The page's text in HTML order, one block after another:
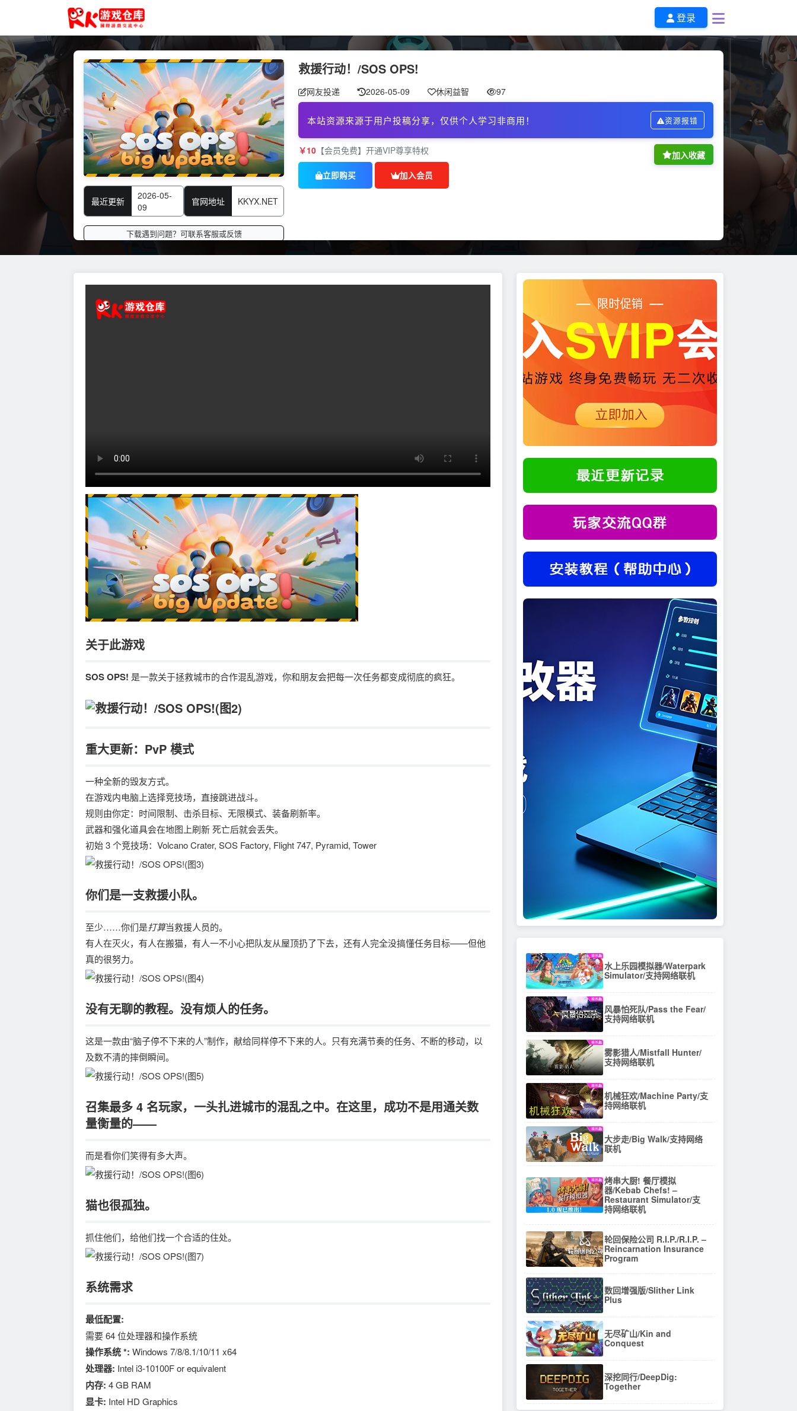
登录
最近更新
2026-05-
09
官网地址 KKYX.NET
下载遇到问题？可联系客服或反馈
救援行动！/SOS OPS!
网友投递 2026-05-09 休闲益智 97
本站资源来源于用户投稿分享，仅供个人学习非商用！ 资源报错
￥10 【会员免费】开通VIP尊享特权 加入收藏
立即购买 加入会员
关于此游戏
SOS OPS! 是一款关于拯救城市的合作混乱游戏，你和朋友会把每一次任务都变成彻底的疯狂。
重大更新：PvP 模式
一种全新的毁友方式。
在游戏内电脑上选择竞技场，直接跳进战斗。
规则由你定：时间限制、击杀目标、无限模式、装备刷新率。
武器和强化道具会在地图上刷新 死亡后就会丢失。
初始 3 个竞技场：Volcano Crater, SOS Factory, Flight 747, Pyramid, Tower
你们是一支救援小队。
至少……你们是打算当救援人员的。
有人在灭火，有人在搬猫，有人一不小心把队友从屋顶扔了下去，还有人完全没搞懂任务目标——但他
真的很努力。
没有无聊的教程。没有烦人的任务。
这是一款由“脑子停不下来的人”制作，献给同样停不下来的人。只有充满节奏的任务、不断的移动，以
及数不清的摔倒瞬间。
召集最多 4 名玩家，一头扎进城市的混乱之中。在这里，成功不是用通关数
量衡量的——
而是看你们笑得有多大声。
猫也很孤独。
抓住他们，给他们找一个合适的住处。
系统需求
最低配置:
需要 64 位处理器和操作系统
操作系统 *: Windows 7/8/8.1/10/11 x64
处理器: Intel i3-10100F or equivalent
内存: 4 GB RAM
显卡: Intel HD Graphics
水上乐园模拟器/Waterpark
Simulator/支持网络联机
风暴怕死队/Pass the Fear/
支持网络联机
雾影猎人/Mistfall Hunter/
支持网络联机
机械狂欢/Machine Party/支
持网络联机
大步走/Big Walk/支持网络
联机
烤串大厨! 餐厅模拟
器/Kebab Chefs! –
Restaurant Simulator/支
持网络联机
轮回保险公司 R.I.P./R.I.P. –
Reincarnation Insurance
Program
数回增强版/Slither Link
Plus
无尽矿山/Kin and
Conquest
深挖同行/DeepDig:
Together